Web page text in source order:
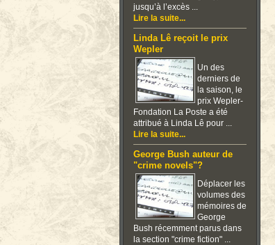
jusqu’à l’excès ...
Lire la suite...
Linda Lê reçoit le prix
Wepler
Un des
derniers de
la saison, le
prix Wepler-
Fondation La Poste a été
attribué à Linda Lê pour ...
Lire la suite...
George Bush auteur de
"crime novels"?
Déplacer les
volumes des
mémoires de
George
Bush récemment parus dans
la section "crime fiction" ...